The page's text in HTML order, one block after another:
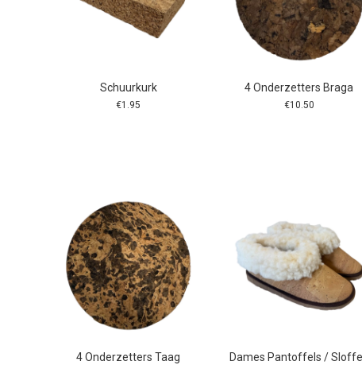
Schuurkurk
€1.95
4 Onderzetters Braga
€10.50
4 Onderzetters Taag
Dames Pantoffels /